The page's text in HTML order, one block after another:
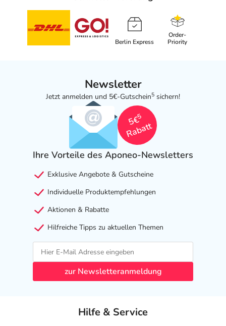
Berlin Express
Order-
Priority
Newsletter
Jetzt anmelden und 5€-Gutschein5 sichern!
5€
5
Rabatt
Ihre Vorteile des Aponeo-Newsletters
Exklusive Angebote & Gutscheine
Individuelle Produktempfehlungen
Aktionen & Rabatte
Hilfreiche Tipps zu aktuellen Themen
zur Newsletteranmeldung
Hilfe & Service